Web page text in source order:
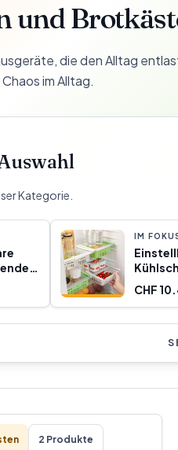
und
die den Alltag
im Alltag.
Kategorie.
2
IM
Stück
CHF
2 Produkte